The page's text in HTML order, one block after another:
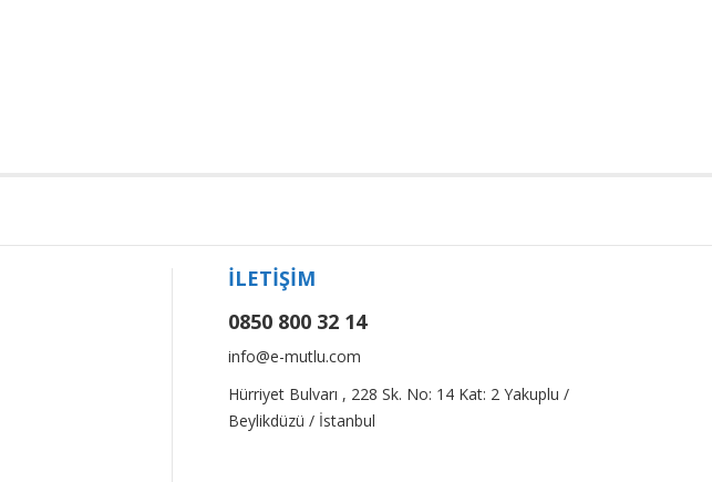
İLETİŞİM
0850 800 32 14
info@e-mutlu.com
Hürriyet Bulvarı , 228 Sk. No: 14 Kat: 2 Yakuplu /
Beylikdüzü / İstanbul